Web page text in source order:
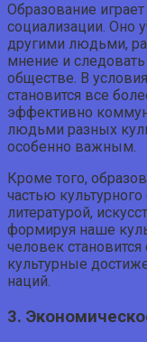
Образование
социализации. Оно
другими людьми,
мнение и
обществе. В
становится все
эффективно
людьми разных
особенно важным.
Кроме того,
частью
литературой,
формируя наше
человек
культурные
наций.
3.